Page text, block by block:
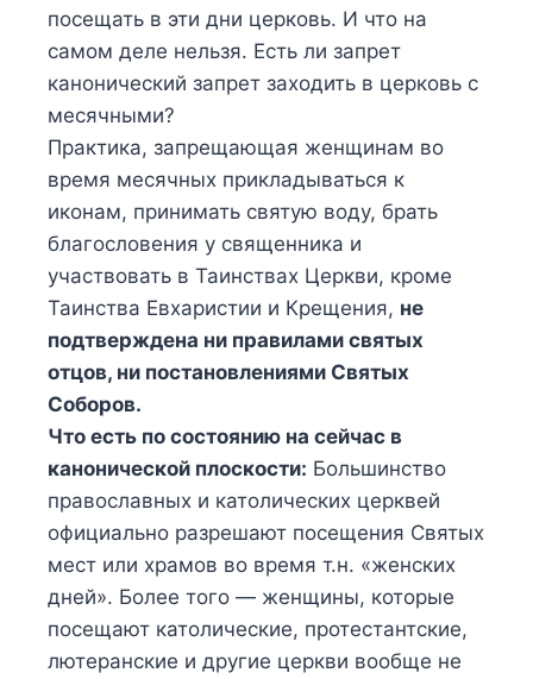
посещать в эти дни церковь. И что на
самом деле нельзя. Есть ли запрет
канонический запрет заходить в церковь с
месячными?
Практика, запрещающая женщинам во
время месячных прикладываться к
иконам, принимать святую воду, брать
благословения у священника и
участвовать в Таинствах Церкви, кроме
Таинства Евхаристии и Крещения, не
подтверждена ни правилами святых
отцов, ни постановлениями Святых
Соборов.
Что есть по состоянию на сейчас в
канонической плоскости: Большинство
православных и католических церквей
официально разрешают посещения Святых
мест или храмов во время т.н. «женских
дней». Более того — женщины, которые
посещают католические, протестантские,
лютеранские и другие церкви вообще не